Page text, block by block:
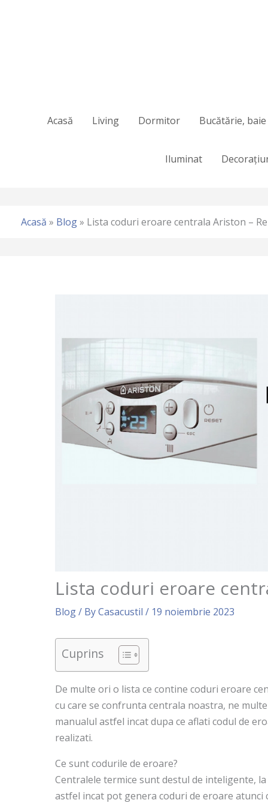
Acasă Living Dormitor Bucătărie,
Iluminat
Acasă » Blog» Lista coduri eroare centrala Ariston –
Lista coduri eroare
Blog/ ByCasacustil / 19 noiembrie 2023
Cuprins
De multe ori o lista ce contine coduri eroare
cu care se confrunta centrala noastra, ne
manualul astfel incat dupa ce aflati codul de
realizati.
Ce sunt codurile de eroare?
Centralele termice sunt destul de inteligente,
astfel incat pot genera coduri de eroare